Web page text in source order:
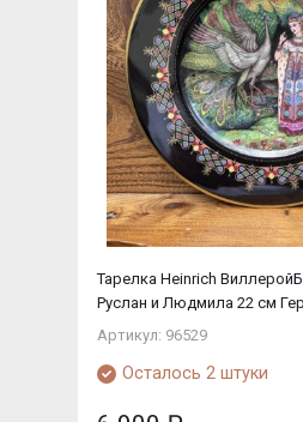
Тарелка Heinrich
Руслан и Людмила 22 см
Артикул: 96529
Осталось 2 штуки